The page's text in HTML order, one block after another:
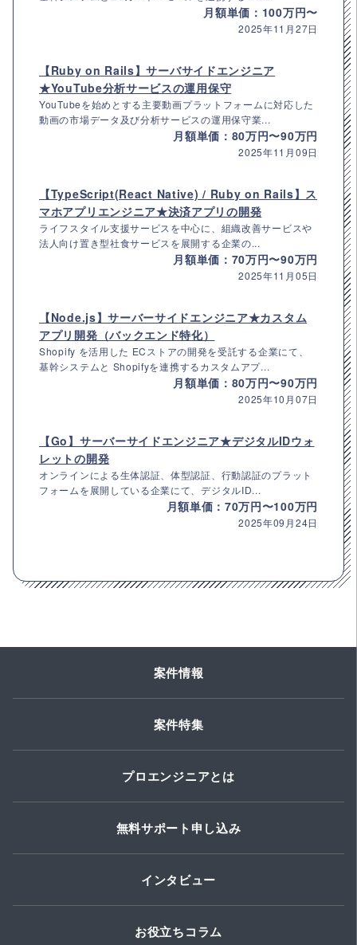
月額単価：100万円〜
2025年11月27日
【Ruby on Rails】サーバサイドエンジニア
★YouTube分析サービスの運用保守
YouTubeを始めとする主要動画プラットフォームに対応した
動画の市場データ及び分析サービスの運用保守業...
月額単価：80万円〜90万円
2025年11月09日
【TypeScript(React Native) / Ruby on Rails】ス
マホアプリエンジニア★決済アプリの開発
ライフスタイル支援サービスを中心に、組織改善サービスや
法人向け置き型社食サービスを展開する企業の...
月額単価：70万円〜90万円
2025年11月05日
【Node.js】サーバーサイドエンジニア★カスタム
アプリ開発（バックエンド特化）
Shopify を活用した ECストアの開発を受託する企業にて、
基幹システムと Shopifyを連携するカスタムアプ...
月額単価：80万円〜90万円
2025年10月07日
【Go】サーバーサイドエンジニア★デジタルIDウォ
レットの開発
オンラインによる生体認証、体型認証、行動認証のプラット
フォームを展開している企業にて、デジタルID...
月額単価：70万円〜100万円
2025年09月24日
案件情報
案件特集
プロエンジニアとは
無料サポート申し込み
インタビュー
お役立ちコラム